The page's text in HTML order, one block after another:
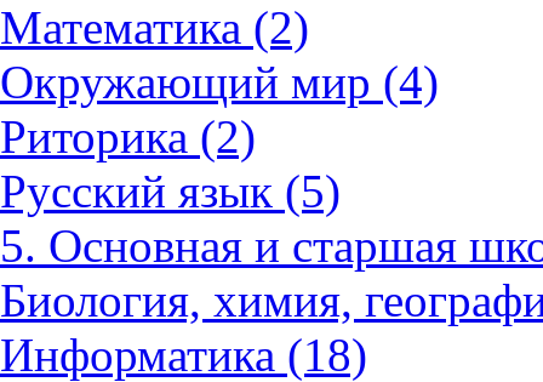
Математика (2)
Окружающий мир (4)
Риторика (2)
Русский язык (5)
5. Основная и старшая
Биология, химия,
Информатика (18)